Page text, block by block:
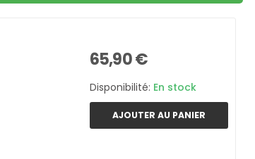
65,90 €
Disponibilité: En stock
AJOUTER AU PANIER